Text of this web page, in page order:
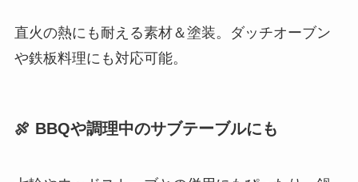
直火の熱にも耐える素材＆塗装。ダッチオーブン
や鉄板料理にも対応可能。
🍖 BBQや調理中のサブテーブルにも